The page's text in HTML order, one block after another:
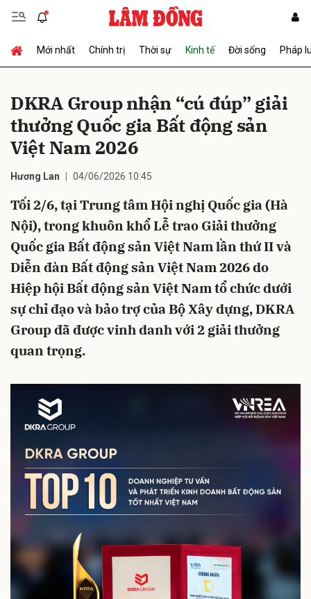
Mới nhất Chính trị Thời sự Kinh tế Đời sống Pháp
DKRA Group nhận “cú đúp” giải
thưởng Quốc gia Bất động sản
Việt Nam 2026
Hương Lan 04/06/2026 10:45
Tối 2/6, tại Trung tâm Hội nghị Quốc gia (Hà
Nội), trong khuôn khổ Lễ trao Giải thưởng
Quốc gia Bất động sản Việt Nam lần thứ II và
Diễn đàn Bất động sản Việt Nam 2026 do
Hiệp hội Bất động sản Việt Nam tổ chức dưới
sự chỉ đạo và bảo trợ của Bộ Xây dựng, DKRA
Group đã được vinh danh với 2 giải thưởng
quan trọng.
Gửi bình luận
Hủy Gửi